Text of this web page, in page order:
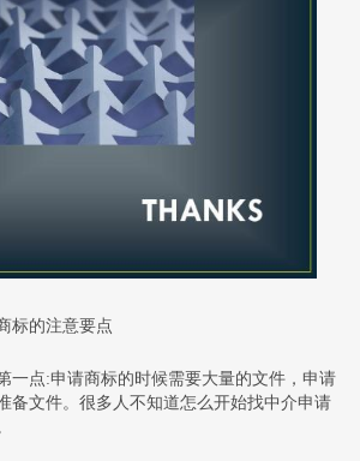
标的注意要点
一点:申请商标的时候需要大量的文件，申请
备文件。很多人不知道怎么开始找中介申请